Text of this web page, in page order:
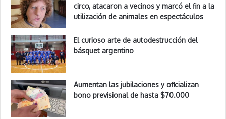
circo, atacaron a vecinos y marcó el fin a la
utilización de animales en espectáculos
El curioso arte de autodestrucción del
básquet argentino
Aumentan las jubilaciones y oficializan
bono previsional de hasta $70.000